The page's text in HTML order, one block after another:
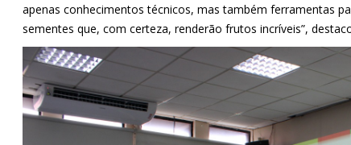
apenas conhecimentos técnicos, mas também ferramentas
sementes que, com certeza, renderão frutos incríveis”,